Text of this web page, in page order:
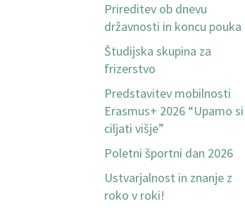
Prireditev ob dnevu
državnosti in koncu pouka
Študijska skupina za
frizerstvo
Predstavitev mobilnosti
Erasmus+ 2026 “Upamo si
ciljati višje”
Poletni športni dan 2026
Ustvarjalnost in znanje z
roko v roki!